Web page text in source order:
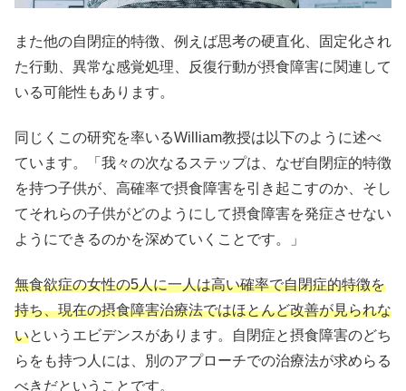
また他の自閉症的特徴、例えば思考の硬直化、固定化され
た行動、異常な感覚処理、反復行動が摂食障害に関連して
いる可能性もあります。
同じくこの研究を率いるWilliam教授は以下のように述べ
ています。「我々の次なるステップは、なぜ自閉症的特徴
を持つ子供が、高確率で摂食障害を引き起こすのか、そし
てそれらの子供がどのようにして摂食障害を発症させない
ようにできるのかを深めていくことです。」
無食欲症の女性の5人に一人は高い確率で自閉症的特徴を
持ち、現在の摂食障害治療法ではほとんど改善が見られな
いというエビデンスがあります。自閉症と摂食障害のどち
らをも持つ人には、別のアプローチでの治療法が求めらる
べきだということです。